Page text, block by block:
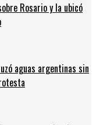
Rosario y la ubicó
aguas argentinas sin